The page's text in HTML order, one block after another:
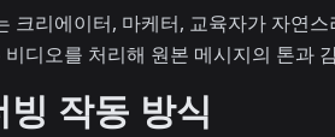
크리에이터, 마케터, 교육자가 자연
디오를 처리해 원본 메시지의 톤과
작동 방식